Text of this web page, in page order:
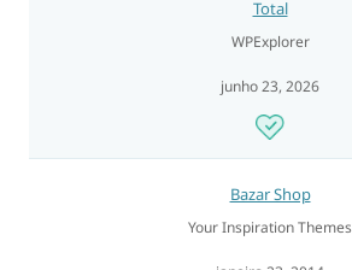
Total
WPExplorer
junho 23, 2026
Bazar Shop
Your Inspiration Themes